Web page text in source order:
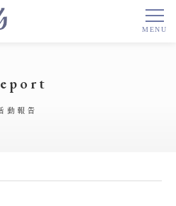
動報告